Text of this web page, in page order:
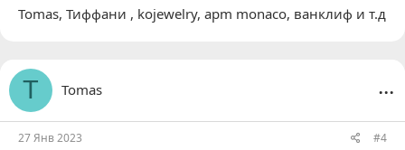
Tomas, Тиффани , kojewelry, apm monaco, ванклиф и т.д
T Tomas ...
27 Янв 2023 #4